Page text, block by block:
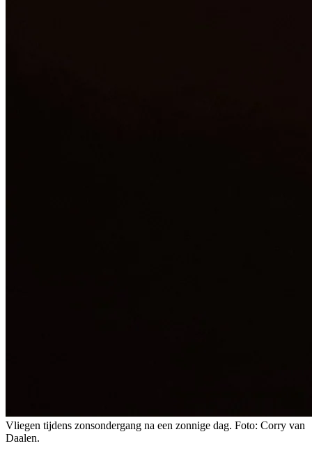
Vliegen tijdens zonsondergang na een zonnige dag. Foto: Corry van
Daalen.